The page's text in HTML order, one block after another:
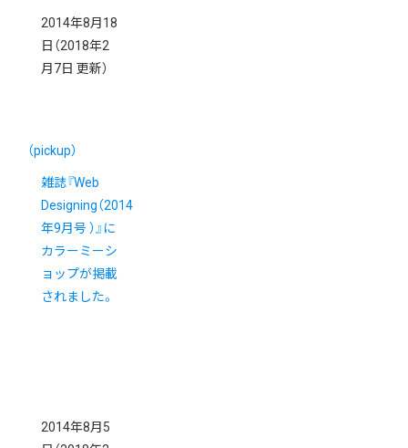
2014年8月18
日 （2018年2
月7日 更新）
（pickup）
雑誌『Web
Designing（2014
年9月号 ）』に
カラーミーシ
ョップが掲載
されました。
2014年8月5